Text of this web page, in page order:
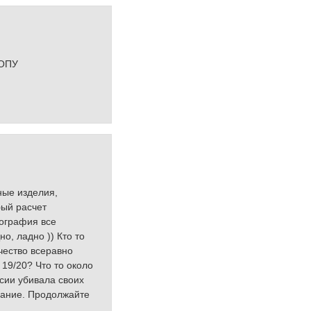
изделия,
расчет
все
ладно )) Кто то
всеравно
20? Что то около
убивала своих
Продолжайте